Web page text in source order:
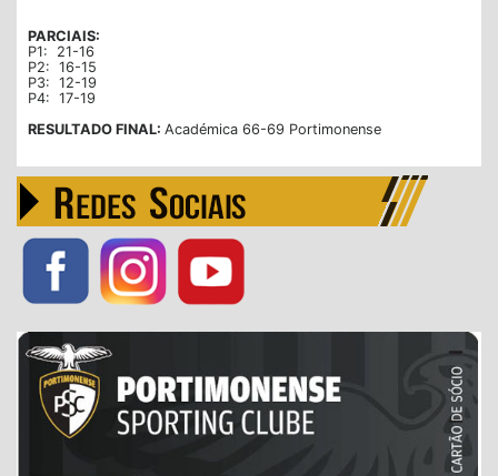
PARCIAIS:
P1: 21-16
P2: 16-15
P3: 12-19
P4: 17-19
RESULTADO FINAL: Académica 66-69 Portimonense